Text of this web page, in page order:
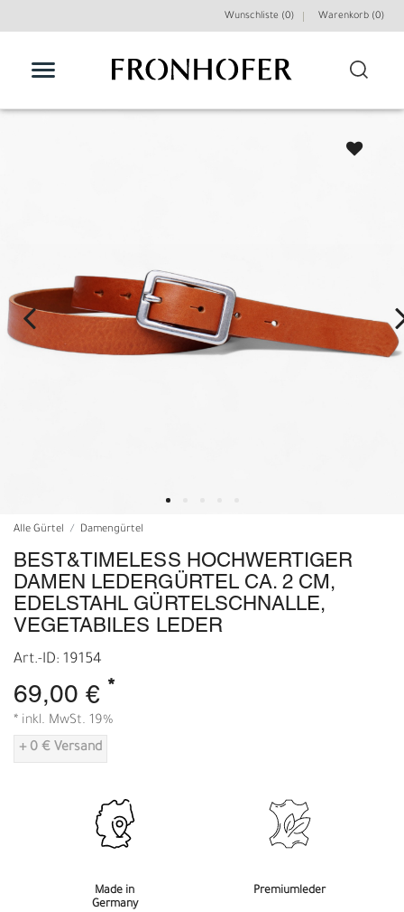
Wunschliste (0) Warenkorb (0)
Alle Gürtel Damengürtel
BEST&TIMELESS HOCHWERTIGER
DAMEN LEDERGÜRTEL CA. 2 CM,
EDELSTAHL GÜRTELSCHNALLE,
VEGETABILES LEDER
Art.-ID: 19154
69,00 € *
* inkl. MwSt. 19%
+ 0 € Versand
Made in
Germany
Premiumleder